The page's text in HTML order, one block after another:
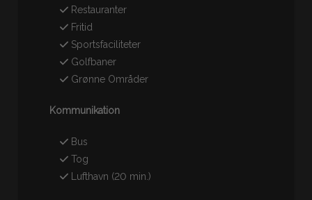
Restauranter
Fritid
Sportsfaciliteter
Golfbaner
Grønne Områder
Kommunikation
Bus
Tog
Lufthavn (20 min.)